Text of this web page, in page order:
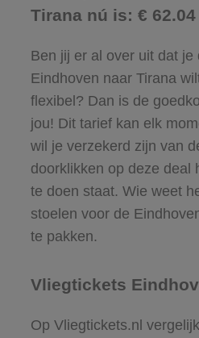
Tirana nú is: € 62.04
Ben jij er al over uit dat je
Eindhoven naar Tirana
flexibel? Dan is de
jou! Dit tarief kan elk
wil je verzekerd zijn van
doorklikken op deze deal
te doen staat. Wie weet
stoelen voor de
te pakken.
Vliegtickets
Op Vliegtickets.nl